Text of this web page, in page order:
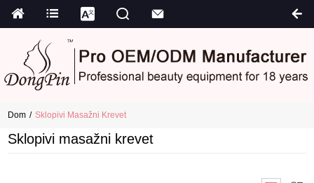
Dom Sklopivi Masažni Krevet
Sklopivi masažni krevet